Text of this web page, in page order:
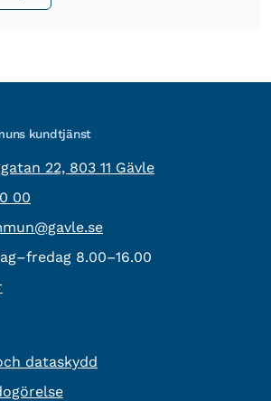
kundtjänst
22, 803 11 Gävle
00
8.00–16.00
dataskydd